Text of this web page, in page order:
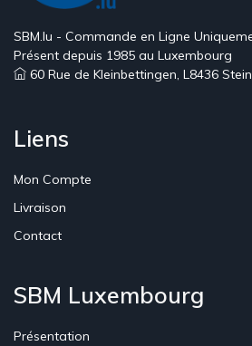
SBM.lu - Commande en Ligne
Présent depuis 1985 au Luxembourg
60 Rue de Kleinbettingen, L8436
Liens
Mon Compte
Livraison
Contact
SBM Luxembourg
Présentation